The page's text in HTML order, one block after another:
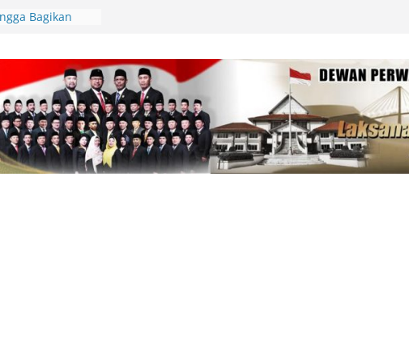
Bagikan
Jadi
Tegaskan
Turun
Resmi
Beranda Negeri:
atas
PWI dalam